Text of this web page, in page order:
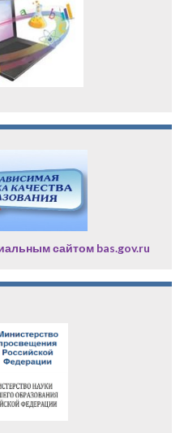
сайтом bas.gov.ru